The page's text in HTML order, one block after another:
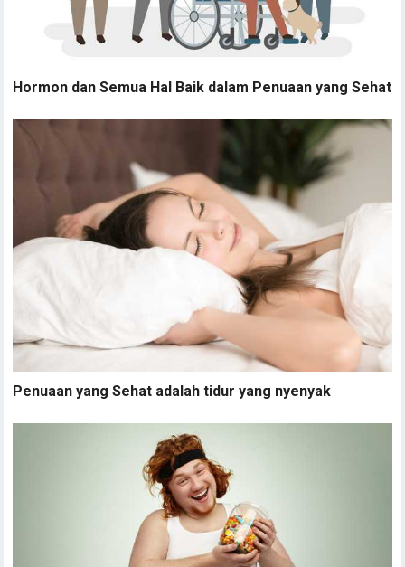
Hormon dan Semua Hal Baik dalam Penuaan yang Sehat
Penuaan yang Sehat adalah tidur yang nyenyak